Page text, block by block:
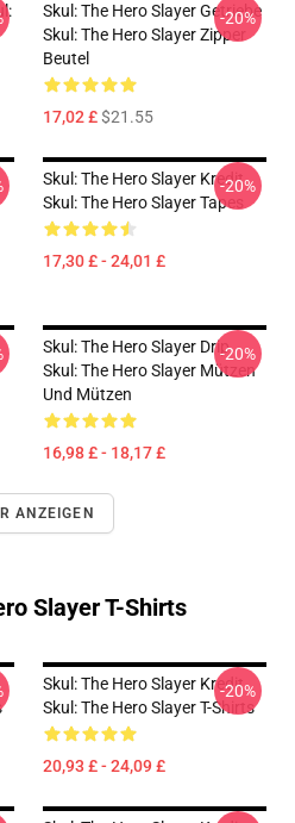
Skul: The Hero Slayer Getriebe
Skul: The Hero Slayer Zipper
Beutel
17,02 £$21.55
-20%
Skul: The Hero Slayer Kredit
Skul: The Hero Slayer Tapes
17,30 £ - 24,01 £
-20%
Skul: The Hero Slayer Drip
Skul: The Hero Slayer Mützen
Und Mützen
16,98 £ - 18,17 £
-20%
ANZEIGEN
Slayer T-Shirts
Skul: The Hero Slayer Kredit
Skul: The Hero Slayer T-Shirts
20,93 £ - 24,09 £
-20%